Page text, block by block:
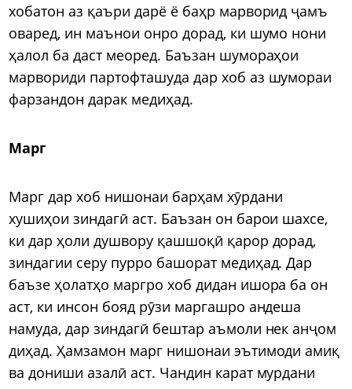
хобатон аз қаъри дарё ё баҳр марворид ҷамъ
оваред, ин маънои онро дорад, ки шумо нони
ҳалол ба даст меоред. Баъзан шумораҳои
марвориди партофташуда дар хоб аз шумораи
фарзандон дарак медиҳад.
Марг
Марг дар хоб нишонаи барҳам хӯрдани
хушиҳои зиндагӣ аст. Баъзан он барои шахсе,
ки дар ҳоли душвору қашшоқӣ қарор дорад,
зиндагии серу пурро башорат медиҳад. Дар
баъзе ҳолатҳо маргро хоб дидан ишора ба он
аст, ки инсон бояд рӯзи маргашро андеша
намуда, дар зиндагӣ бештар аъмоли нек анҷом
диҳад. Ҳамзамон марг нишонаи эътимоди амиқ
ва дониши азалӣ аст. Чандин карат мурдани